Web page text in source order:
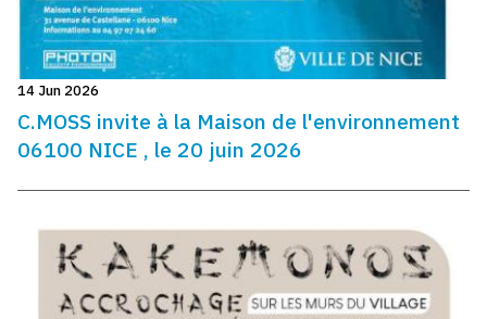
14 Jun 2026
C.MOSS invite à la Maison de l'environnement
06100 NICE , le 20 juin 2026